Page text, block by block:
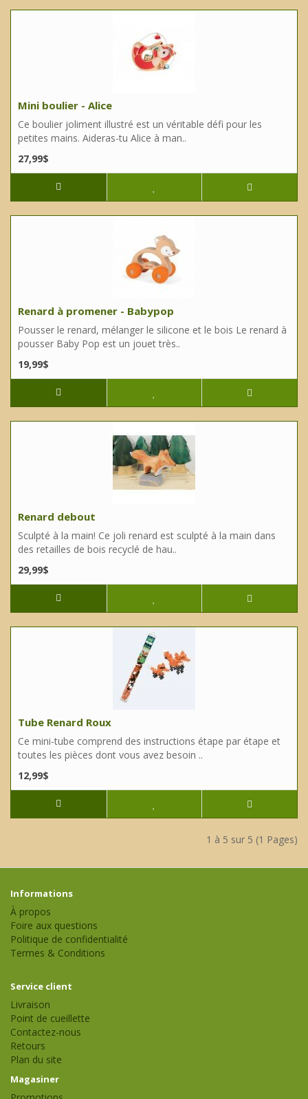
Mini boulier - Alice
Ce boulier joliment illustré est un véritable défi pour les
petites mains. Aideras-tu Alice à man..
27,99$
Renard à promener - Babypop
Pousser le renard, mélanger le silicone et le bois Le renard à
pousser Baby Pop est un jouet très..
19,99$
Renard debout
Sculpté à la main! Ce joli renard est sculpté à la main dans
des retailles de bois recyclé de hau..
29,99$
Tube Renard Roux
Ce mini-tube comprend des instructions étape par étape et
toutes les pièces dont vous avez besoin ..
12,99$
1 à 5 sur 5 (1 Pages)
Informations
À propos
Foire aux questions
Politique de confidentialité
Termes & Conditions
Service client
Livraison
Point de cueillette
Contactez-nous
Retours
Plan du site
Magasiner